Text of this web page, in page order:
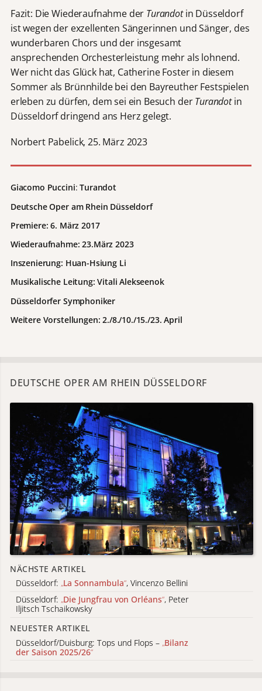
Fazit: Die Wiederaufnahme der Turandotin Düsseldorf
ist wegen der exzellenten Sängerinnen und Sänger, des
wunderbaren Chors und der insgesamt
ansprechenden Orchesterleistung mehr als lohnend.
Wer nicht das Glück hat, Catherine Foster in diesem
Sommer als Brünnhilde bei den Bayreuther Festspielen
erleben zu dürfen, dem sei ein Besuch derTurandotin
Düsseldorf dringend ans Herz gelegt.
Norbert Pabelick, 25. März 2023
Giacomo Puccini:Turandot
Deutsche Oper am Rhein Düsseldorf
Premiere: 6. März 2017
Wiederaufnahme: 23.März 2023
Inszenierung: Huan-Hsiung Li
Musikalische Leitung: Vitali Alekseenok
Düsseldorfer Symphoniker
Weitere Vorstellungen: 2./8./10./15./23. April
DEUTSCHE OPER AM RHEIN DÜSSELDORF
NÄCHSTE ARTIKEL
Düsseldorf: „La Sonnambula“, Vincenzo Bellini
Düsseldorf: „Die Jungfrau von Orléans“, Peter
Iljitsch Tschaikowsky
NEUESTER ARTIKEL
Düsseldorf/Duisburg: Tops und Flops – „Bilanz
der Saison 2025/26“